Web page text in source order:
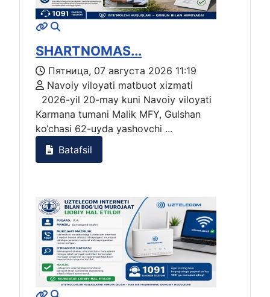
SHARTNOMAS...
Пятница, 07 августа 2026 11:19
Navoiy viloyati matbuot xizmati
2026-yil 20-may kuni Navoiy viloyati
Karmana tumani Malik MFY, Gulshan
ko‘chasi 62-uyda yashovchi ...
Batafsil